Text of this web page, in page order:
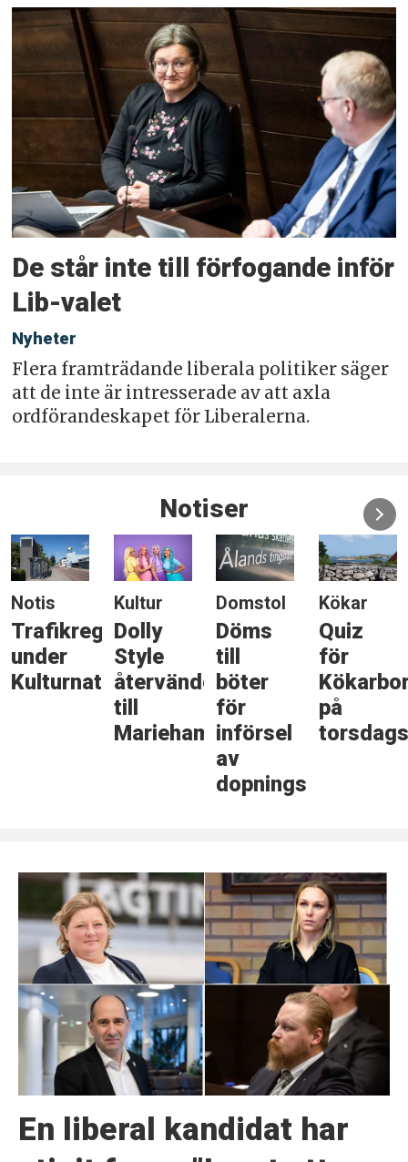
De står inte till förfogande inför
Lib-valet
Nyheter
Flera framträdande liberala politiker säger
att de inte är intresserade av att axla
ordförandeskapet för Liberalerna.
Notiser
Notis
Trafikreglering
under
Kulturnatten
Kultur
Dolly
Style
återvänder
till
Mariehamn
Domstol
Döms
till
böter
för
införsel
av
dopningsmedel
Kökar
Quiz
för
på
En liberal kandidat har